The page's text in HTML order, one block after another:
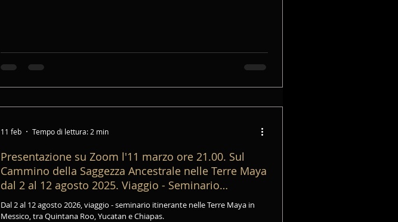
Presentazione su Zoom l'11 marzo ore 21.00. Sul
Cammino della Saggezza Ancestrale nelle Terre Maya
dal 2 al 12 agosto 2025. Viaggio - Seminario
Itinerante in Messico.
Dal 2 al 12 agosto 2026, viaggio - seminario itinerante nelle Terre Maya in
Messico, tra Quintana Roo, Yucatan e Chiapas.
11 feb Tempo di lettura: 2 min